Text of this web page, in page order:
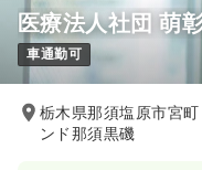
給与
お問い合わせくだ
時間 8:30～17:30
ブランク可
気になる
医療法人社団 萌
車通勤可
栃木県那須塩原市宮
ンド那須黒磯